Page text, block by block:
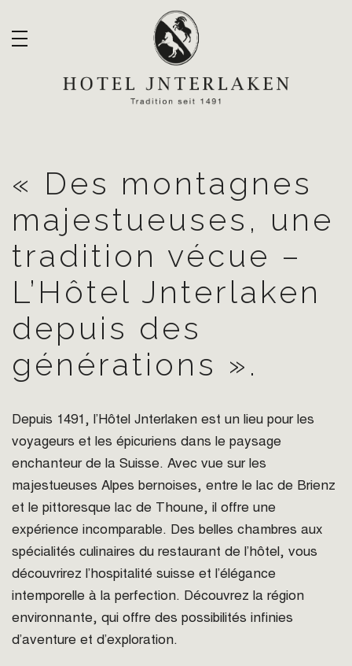
« Des montagnes
majestueuses, une
tradition vécue –
L’Hôtel Jnterlaken
depuis des
générations ».
Depuis 1491, l’Hôtel Jnterlaken est un lieu pour les
voyageurs et les épicuriens dans le paysage
enchanteur de la Suisse. Avec vue sur les
majestueuses Alpes bernoises, entre le lac de Brienz
et le pittoresque lac de Thoune, il offre une
expérience incomparable. Des belles chambres aux
spécialités culinaires du restaurant de l’hôtel, vous
découvrirez l’hospitalité suisse et l’élégance
intemporelle à la perfection. Découvrez la région
environnante, qui offre des possibilités infinies
d’aventure et d’exploration.